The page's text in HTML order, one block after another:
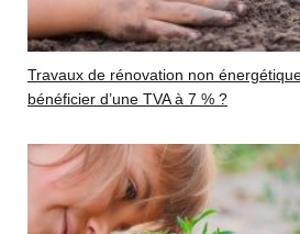
Travaux de rénovation non
bénéficier d’une TVA à 7 % ?